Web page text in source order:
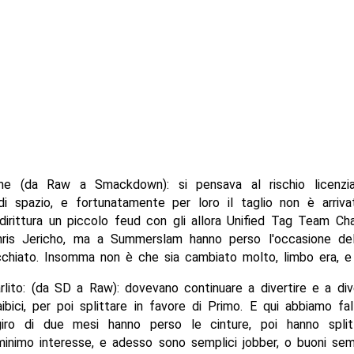
(da Raw a Smackdown): si pensava al rischio
spazio, e fortunatamente per loro il taglio non è
un piccolo feud con gli allora Unified Tag Team
Jericho, ma a Summerslam hanno perso l'occasione
Insomma non è che sia cambiato molto, limbo era,
(da SD a Raw): dovevano continuare a divertire e a
per poi splittare in favore di Primo. E qui abbiamo
di due mesi hanno perso le cinture, poi hanno
interesse, e adesso sono semplici jobber, o buoni